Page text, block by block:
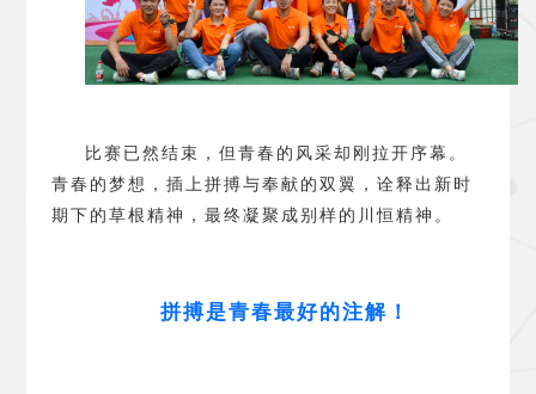
比赛已然结束，但青春的风采却刚拉开序幕。
青春的梦想，插上拼搏与奉献的双翼，诠释出新时
期下的草根精神，最终凝聚成别样的川恒精神。
拼搏是青春最好的注解 ！